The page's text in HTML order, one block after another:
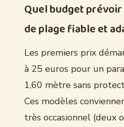
Quel budget
de plage fiable et
Les premiers prix
à 25 euros pour un
1,60 mètre sans
Ces modèles
très occasionnel (deux